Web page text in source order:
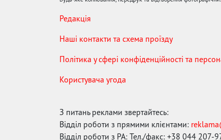
Редакція
Наші контакти та схема проїзду
Політика у сфері конфіденційності та
Користувача угода
З питань реклами звертайтесь:
Відділ роботи з прямими клієнтами:
Відділ роботи з РА: Тел./факс: +38 044 207-